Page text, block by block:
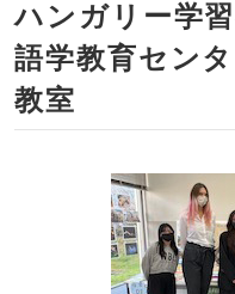
ハンガリー学
語学教育セン
教室